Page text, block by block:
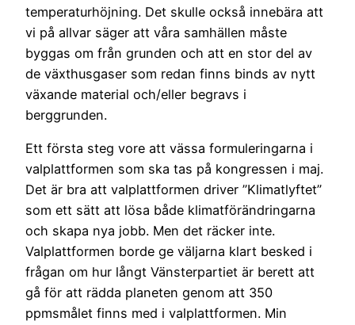
temperaturhöjning. Det skulle också innebära att
vi på allvar säger att våra samhällen måste
byggas om från grunden och att en stor del av
de växthusgaser som redan finns binds av nytt
växande material och/eller begravs i
berggrunden.
Ett första steg vore att vässa formuleringarna i
valplattformen som ska tas på kongressen i maj.
Det är bra att valplattformen driver ”Klimatlyftet”
som ett sätt att lösa både klimatförändringarna
och skapa nya jobb. Men det räcker inte.
Valplattformen borde ge väljarna klart besked i
frågan om hur långt Vänsterpartiet är berett att
gå för att rädda planeten genom att 350
ppmsmålet finns med i valplattformen. Min